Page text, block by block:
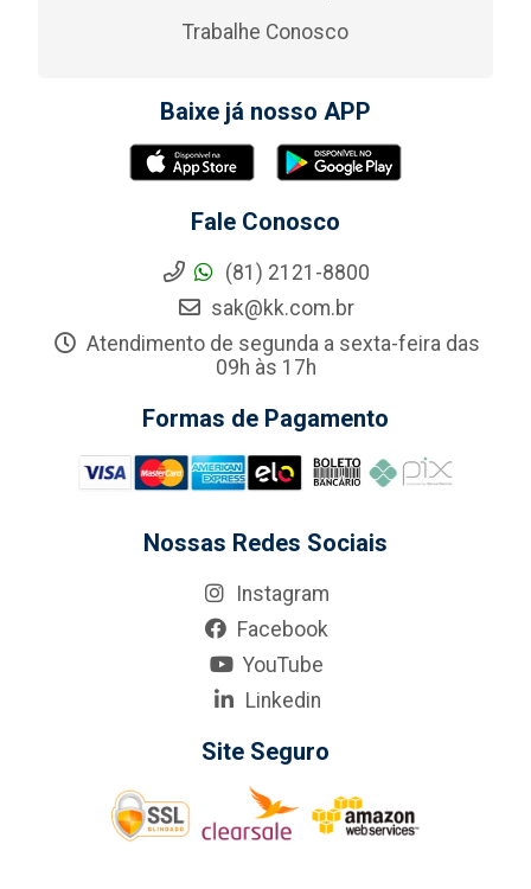
Trabalhe Conosco
Baixe já nosso APP
Fale Conosco
(81) 2121-8800
sak@kk.com.br
Atendimento de segunda a sexta-feira das
09h às 17h
Formas de Pagamento
Nossas Redes Sociais
Instagram
Facebook
YouTube
Linkedin
Site Seguro